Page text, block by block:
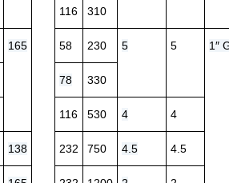
116 310
165 58 230 5 5 1″
78 330
116 530 4 4
138 232 750 4.5 4.5